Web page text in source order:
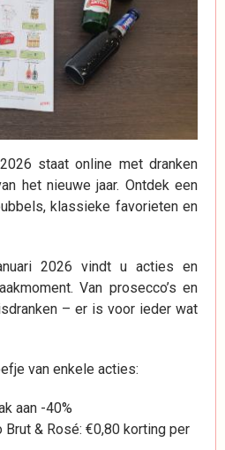
staat online met dranken
het nieuwe jaar. Ontdek een
klassieke favorieten en
2026 vindt u acties en
Van prosecco’s en
– er is voor ieder wat
van enkele acties:
aan -40%
Brut & Rosé: €0,80 korting per